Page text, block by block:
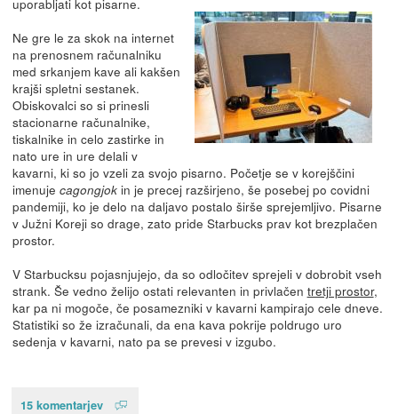
Ne gre le za skok na internet
na prenosnem računalniku
med srkanjem kave ali kakšen
krajši spletni sestanek.
Obiskovalci so si prinesli
stacionarne računalnike,
tiskalnike in celo zastirke in
nato ure in ure delali v
kavarni, ki so jo vzeli za svojo pisarno. Početje se v korejščini
imenuje cagongjokin je precej razširjeno, še posebej po covidni
pandemiji, ko je delo na daljavo postalo širše sprejemljivo. Pisarne
v Južni Koreji so drage, zato pride Starbucks prav kot brezplačen
prostor.
V Starbucksu pojasnjujejo, da so odločitev sprejeli v dobrobit vseh
strank. Še vedno želijo ostati relevanten in privlačen tretji prostor,
kar pa ni mogoče, če posamezniki v kavarni kampirajo cele dneve.
Statistiki so že izračunali, da ena kava pokrije poldrugo uro
sedenja v kavarni, nato pa se prevesi v izgubo.
15 komentarjev